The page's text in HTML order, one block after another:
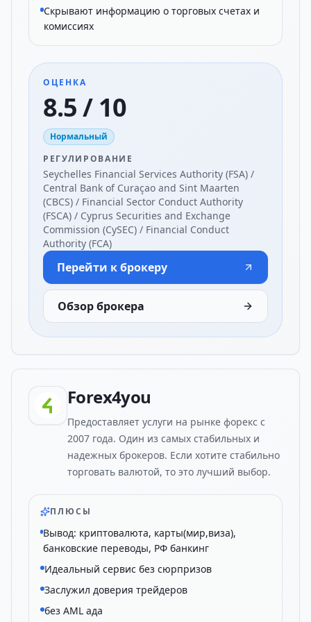
Скрывают информацию о торговых счетах и
комиссиях
ОЦЕНКА
8.5 / 10
Нормальный
РЕГУЛИРОВАНИЕ
Seychelles Financial Services Authority (FSA) /
Central Bank of Curaçao and Sint Maarten
(CBCS) / Financial Sector Conduct Authority
(FSCA) / Cyprus Securities and Exchange
Commission (CySEC) / Financial Conduct
Authority (FCA)
Перейти к брокеру
Обзор брокера
Forex4you
Предоставляет услуги на рынке форекс с
2007 года. Один из самых стабильных и
надежных брокеров. Если хотите стабильно
торговать валютой, то это лучший выбор.
ПЛЮСЫ
Вывод: криптовалюта, карты(мир,виза),
банковские переводы, РФ банкинг
Идеальный сервис без сюрпризов
Заслужил доверия трейдеров
без AML ада